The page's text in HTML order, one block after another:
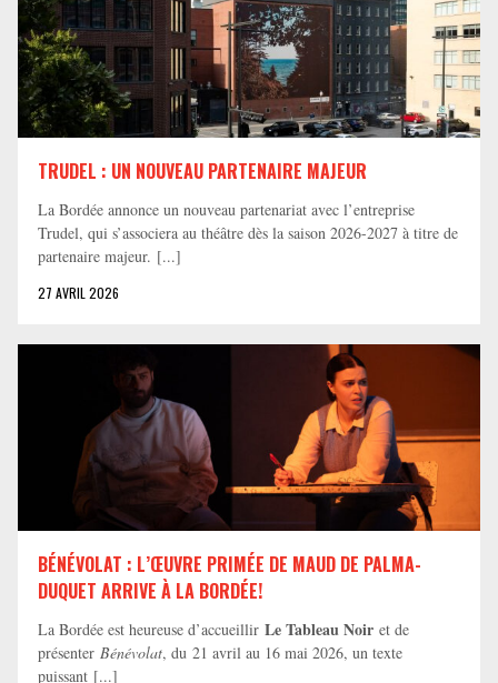
TRUDEL : UN NOUVEAU PARTENAIRE MAJEUR
La Bordée annonce un nouveau partenariat avec l’entreprise
Trudel, qui s’associera au théâtre dès la saison 2026-2027 à titre de
partenaire majeur. [...]
27 AVRIL 2026
BÉNÉVOLAT : L’ŒUVRE PRIMÉE DE MAUD DE PALMA-
DUQUET ARRIVE À LA BORDÉE!
La Bordée est heureuse d’accueillir Le Tableau Noir et de
présenter Bénévolat, du 21 avril au 16 mai 2026, un texte
puissant [...]